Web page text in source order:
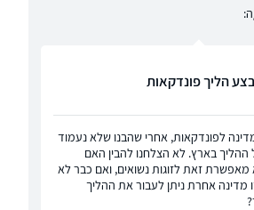
הליך פונדקאות
לפונדקאות, אחרי שהבנו שלא נעמוד
ההליך בארץ. לא הצלחנו להבין האם
זאת לזוגות נשואים, ואם כבר לא
מדינה אחרת ניתן לעבור את ההליך